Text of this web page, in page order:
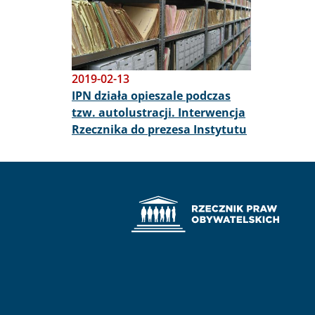
2019-02-13
IPN działa opieszale podczas
tzw. autolustracji. Interwencja
Rzecznika do prezesa Instytutu